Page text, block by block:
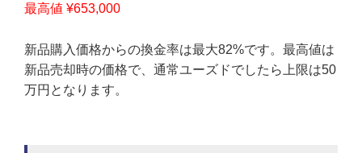
最高値 ¥653,000
新品購入価格からの換金率は最大82%です。最高値は
新品売却時の価格で、通常ユーズドでしたら上限は50
万円となります。